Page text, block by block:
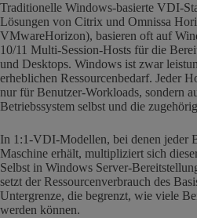
Traditionelle Windows-basierte VDI-
Lösungen von Citrix und Omnissa
VMwareHorizon), basieren oft auf
10/11 Multi-Session-Hosts für die
und Desktops. Windows ist zwar
erheblichen Ressourcenbedarf. Jeder
nur für Benutzer-Workloads, sondern
Betriebssystem selbst und die
In 1:1-VDI-Modellen, bei denen jeder
Maschine erhält, multipliziert sich
Selbst in Windows Server-
setzt der Ressourcenverbrauch des
Untergrenze, die begrenzt, wie viele
werden können.